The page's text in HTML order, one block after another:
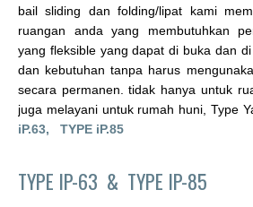
bail sliding dan folding/lipat kami
ruangan anda yang membutuhkan
yang fleksible yang dapat di buka dan
dan kebutuhan tanpa harus
secara permanen. tidak hanya untuk
juga melayani untuk rumah huni, Type
iP.63, TYPE iP.85
TYPE IP-63 & TYPE IP-85